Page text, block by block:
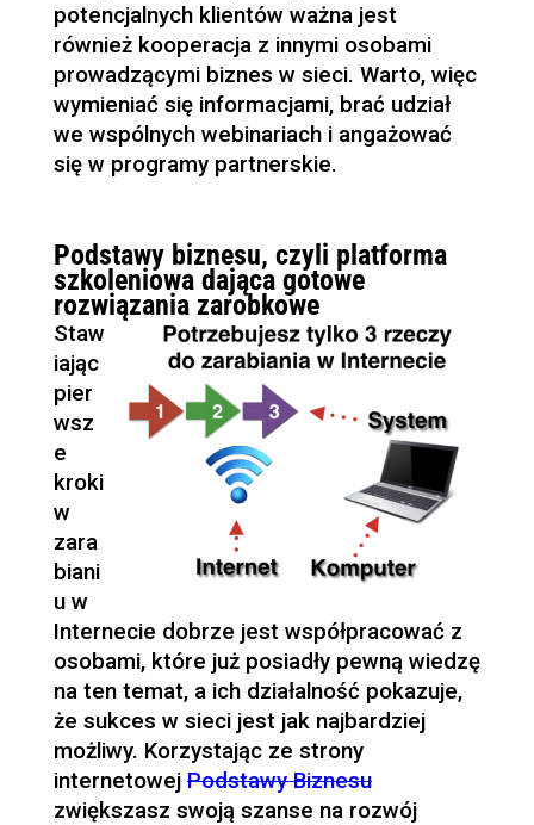
potencjalnych klientów ważna jest
również kooperacja z innymi osobami
prowadzącymi biznes w sieci. Warto, więc
wymieniać się informacjami, brać udział
we wspólnych webinariach i angażować
się w programy partnerskie.
Podstawy biznesu, czyli platforma
szkoleniowa dająca gotowe
rozwiązania zarobkowe
Staw
iając
pier
wsz
e
kroki
w
zara
biani
u w
Internecie dobrze jest współpracować z
osobami, które już posiadły pewną wiedzę
na ten temat, a ich działalność pokazuje,
że sukces w sieci jest jak najbardziej
możliwy. Korzystając ze strony
internetowejPodstawy Biznesu
zwiększasz swoją szanse na rozwój